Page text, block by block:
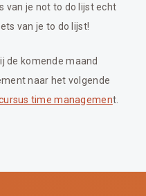
van je not to do lijst echt
van je to do lijst!
de komende maand
naar het volgende
time management.